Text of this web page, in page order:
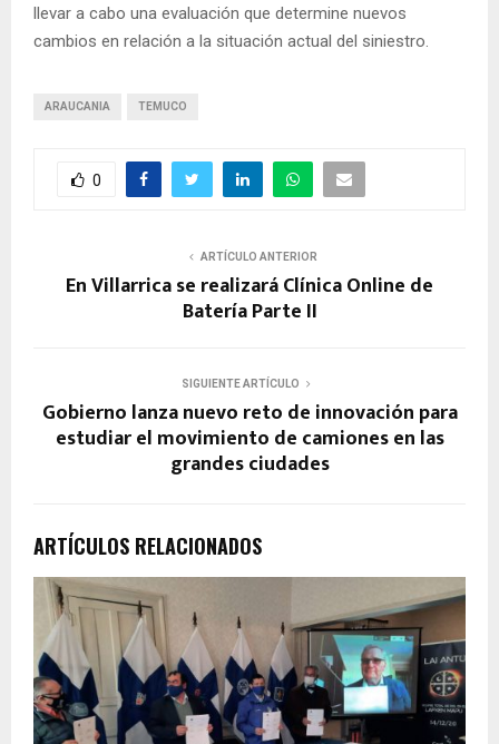
llevar a cabo una evaluación que determine nuevos
cambios en relación a la situación actual del siniestro.
ARAUCANIA TEMUCO
0
ARTÍCULO ANTERIOR
En Villarrica se realizará Clínica Online de
Batería Parte II
SIGUIENTE ARTÍCULO
Gobierno lanza nuevo reto de innovación para
estudiar el movimiento de camiones en las
grandes ciudades
ARTÍCULOS RELACIONADOS